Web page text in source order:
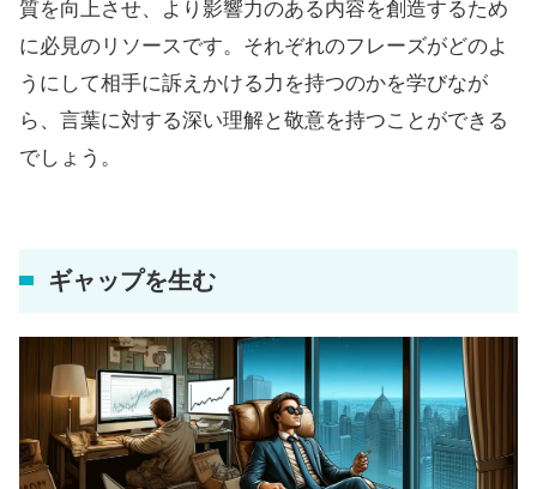
質を向上させ、より影響力のある内容を創造するため
に必見のリソースです。それぞれのフレーズがどのよ
うにして相手に訴えかける力を持つのかを学びなが
ら、言葉に対する深い理解と敬意を持つことができる
でしょう。
ギャップを生む